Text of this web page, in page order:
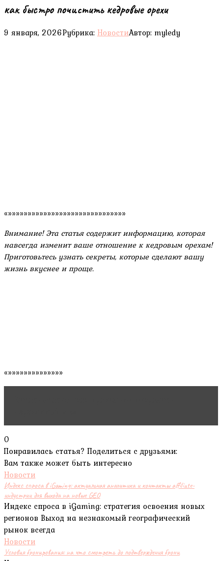
как быстро почистить кедровые орехи
9 января, 2026Рубрика: НовостиАвтор: myledy
«»»»»»»»»»»»»»»»»»»»»»»»»»»»»»»
Внимание! Эта статья содержит информацию‚ которая
навсегда изменит ваше отношение к кедровым орехам!
Приготовьтесь узнать секреты‚ которые сделают вашу
жизнь вкуснее и проще.
«»»»»»»»»»»»»»»
0
Понравилась статья? Поделиться с друзьями:
Вам также может быть интересно
Новости
Индекс спроса в iGaming: актуальная аналитика и контакты affiliate-
индустрии для выхода на новые GEO
Индекс спроса в iGaming: стратегия освоения новых
регионов Выход на незнакомый географический
рынок всегда
Новости
Условия бронирования: на что смотреть до подтверждения брони